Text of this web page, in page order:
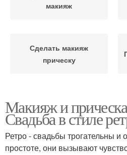
макияж
Сделать макияж
прическу
Прически в ретро стиле
Макияж и
Свадьба в стиле
Ретро - свадьбы трогательны и
простоте, они вызывают